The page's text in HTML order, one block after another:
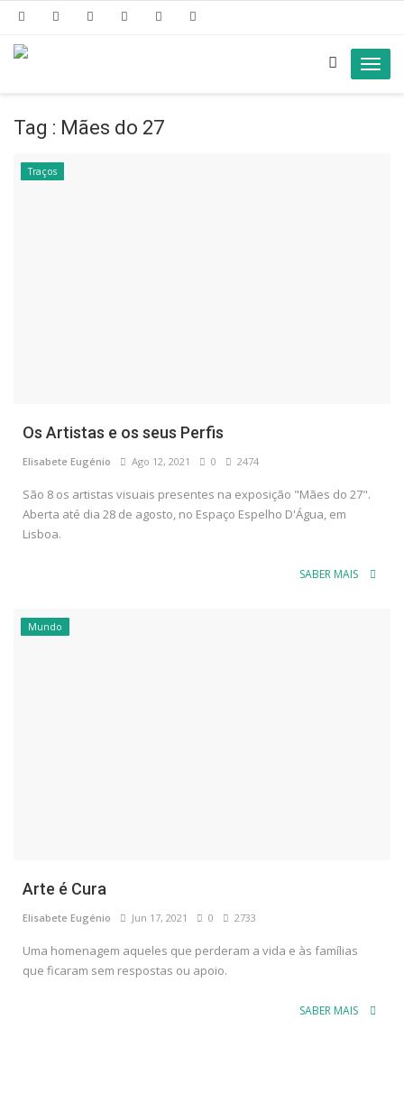
Tag : Mães do 27
Traços
Os Artistas e os seus Perfis
Elisabete Eugénio Ago 12, 2021 0 2474
São 8 os artistas visuais presentes na exposição "Mães do 27".
Aberta até dia 28 de agosto, no Espaço Espelho D'Água, em
Lisboa.
SABER MAIS
Mundo
Arte é Cura
Elisabete Eugénio Jun 17, 2021 0 2733
Uma homenagem aqueles que perderam a vida e às famílias
que ficaram sem respostas ou apoio.
SABER MAIS